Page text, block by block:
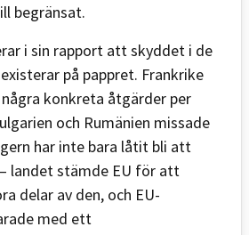
begränsat.
i sin rapport att skyddet i de
på pappret. Frankrike
konkreta åtgärder per
och Rumänien missade
har inte bara låtit bli att
landet stämde EU för att
delar av den, och EU-
med ett